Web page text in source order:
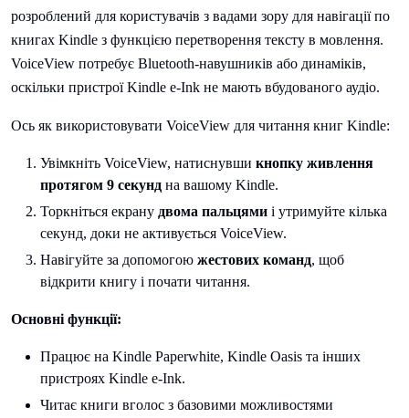
розроблений для користувачів з вадами зору для навігації по
книгах Kindle з функцією перетворення тексту в мовлення.
VoiceView потребує Bluetooth-навушників або динаміків,
оскільки пристрої Kindle e-Ink не мають вбудованого аудіо.
Ось як використовувати VoiceView для читання книг Kindle:
Увімкніть VoiceView, натиснувши кнопку живлення
протягом 9 секунд на вашому Kindle.
Торкніться екрану двома пальцями і утримуйте кілька
секунд, доки не активується VoiceView.
Навігуйте за допомогою жестових команд, щоб
відкрити книгу і почати читання.
Основні функції:
Працює на Kindle Paperwhite, Kindle Oasis та інших
пристроях Kindle e-Ink.
Читає книги вголос з базовими можливостями